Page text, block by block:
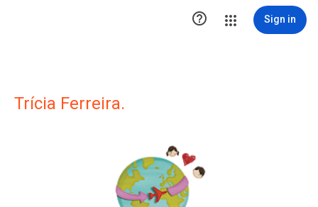
 Sign in
Trícia Ferreira.